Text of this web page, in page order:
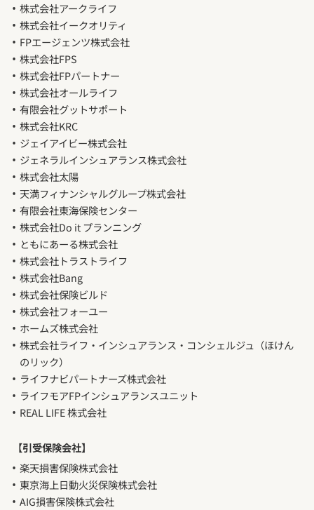
株式会社アークライフ
株式会社イークオリティ
FPエージェンツ株式会社
株式会社FPS
株式会社FPパートナー
株式会社オールライフ
有限会社グットサポート
株式会社KRC
ジェイアイビー株式会社
ジェネラルインシュアランス株式会社
株式会社太陽
天満フィナンシャルグループ株式会社
有限会社東海保険センター
株式会社Do it プランニング
ともにあーる株式会社
株式会社トラストライフ
株式会社Bang
株式会社保険ビルド
株式会社フォーユー
ホームズ株式会社
株式会社ライフ・インシュアランス・コンシェルジュ（ほけん
のリック）
ライフナビパートナーズ株式会社
ライフモアFPインシュアランスユニット
REAL LIFE 株式会社
【引受保険会社】
楽天損害保険株式会社
東京海上日動火災保険株式会社
AIG損害保険株式会社